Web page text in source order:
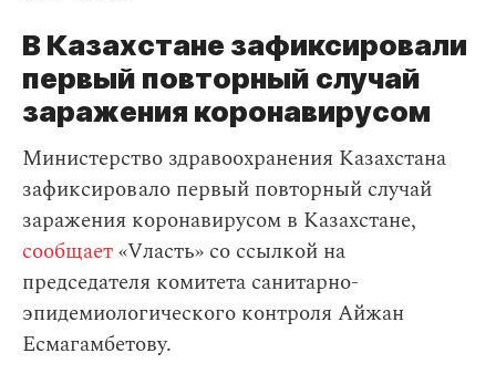
В Казахстане зафиксировали
первый повторный случай
заражения коронавирусом
Министерство здравоохранения Казахстана
зафиксировало первый повторный случай
заражения коронавирусом в Казахстане,
сообщает«Vласть» со ссылкой на
председателя комитета санитарно-
эпидемиологического контроля Айжан
Есмагамбетову.